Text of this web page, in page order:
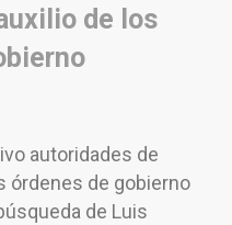
de los
autoridades de
órdenes de gobierno
de Luis